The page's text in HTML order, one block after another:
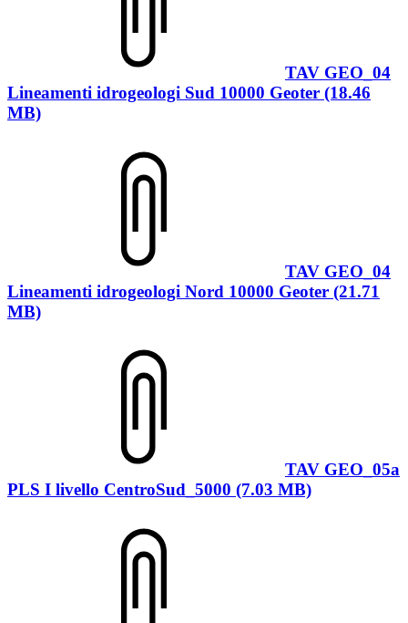
TAV GEO_04
Lineamenti idrogeologi Sud 10000 Geoter (18.46
MB)
TAV GEO_04
Lineamenti idrogeologi Nord 10000 Geoter (21.71
MB)
TAV GEO_05a
PLS I livello CentroSud_5000 (7.03 MB)